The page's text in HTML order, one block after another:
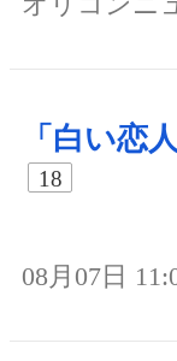
「白い恋
18
08月07日